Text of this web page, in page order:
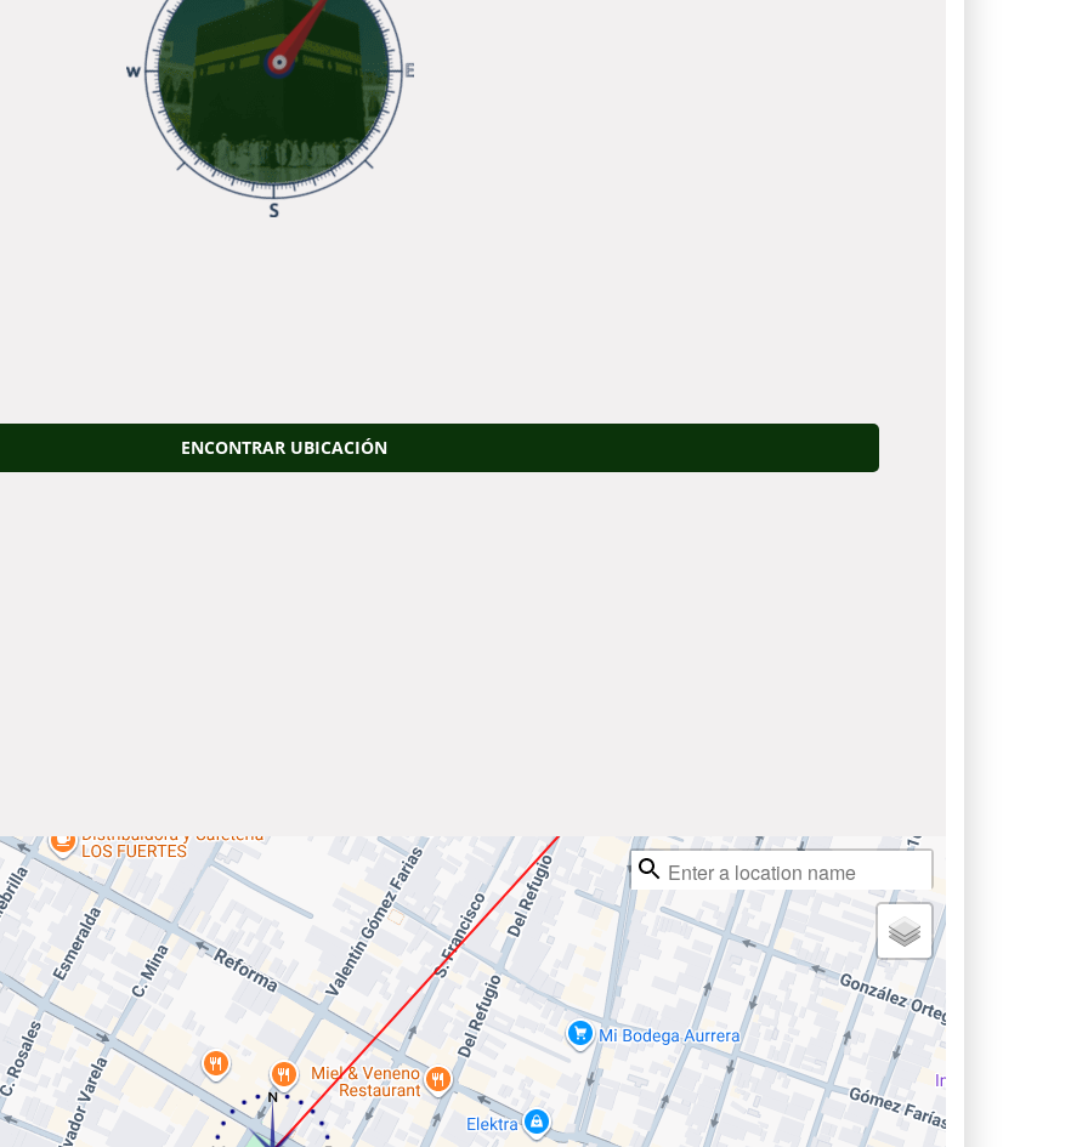
ENCONTRAR UBICACIÓN